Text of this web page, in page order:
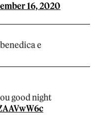
16, 2020
e
good night